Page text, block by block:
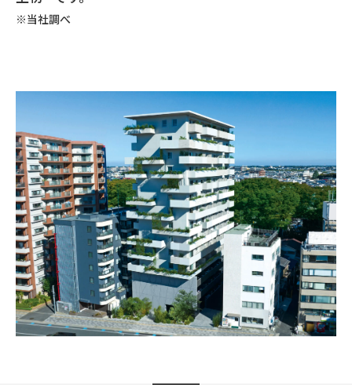
※当社調べ